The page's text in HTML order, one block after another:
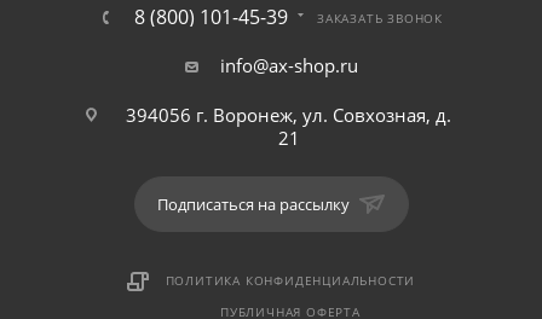
8 (800) 101-45-39 ЗАКАЗАТЬ ЗВОНОК
info@ax-shop.ru
394056 г. Воронеж, ул. Совхозная, д.
21
Подписаться на рассылку
ПОЛИТИКА КОНФИДЕНЦИАЛЬНОСТИ
ПУБЛИЧНАЯ ОФЕРТА